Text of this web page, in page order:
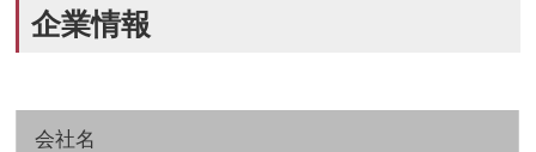
企業情報
会社名